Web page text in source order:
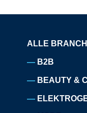
ALLE
B2B
BEAUTY &